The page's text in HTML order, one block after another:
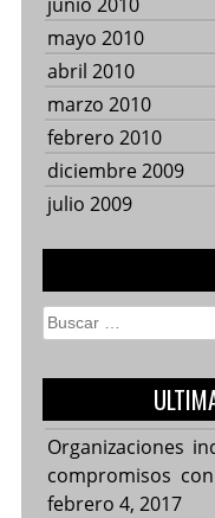
mayo 2010
abril 2010
marzo 2010
febrero 2010
diciembre 2009
julio 2009
Buscar:
Organizaciones
compromisos
febrero 4, 2017